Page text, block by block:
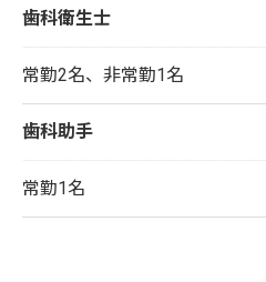
歯科衛生士
常勤2名、非常勤1名
歯科助手
常勤1名